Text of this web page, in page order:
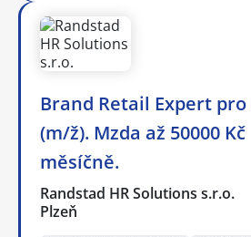
Brand Retail Expert pro
(m/ž). Mzda až 50000 Kč
měsíčně.
Randstad HR Solutions s.r.o.
Plzeň